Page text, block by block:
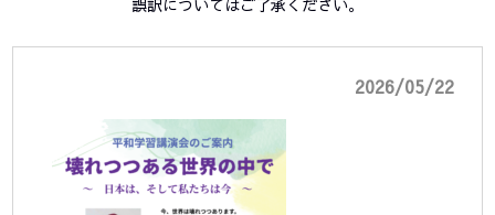
2026/05/22